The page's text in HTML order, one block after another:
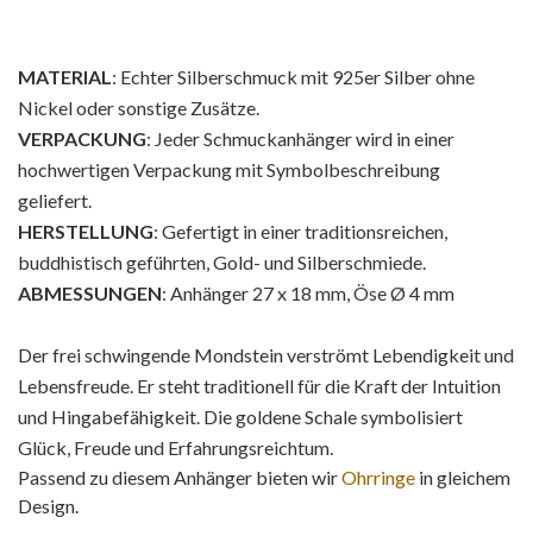
MATERIAL: Echter Silberschmuck mit 925er Silber ohne
Nickel oder sonstige Zusätze.
VERPACKUNG: Jeder Schmuckanhänger wird in einer
hochwertigen Verpackung mit Symbolbeschreibung
geliefert.
HERSTELLUNG: Gefertigt in einer traditionsreichen,
buddhistisch geführten, Gold- und Silberschmiede.
ABMESSUNGEN: Anhänger 27 x 18 mm, Öse Ø 4 mm
Der frei schwingende Mondstein verströmt Lebendigkeit und
Lebensfreude. Er steht traditionell für die Kraft der Intuition
und Hingabefähigkeit. Die goldene Schale symbolisiert
Glück, Freude und Erfahrungsreichtum.
Passend zu diesem Anhänger bieten wirOhrringe in gleichem
Design.